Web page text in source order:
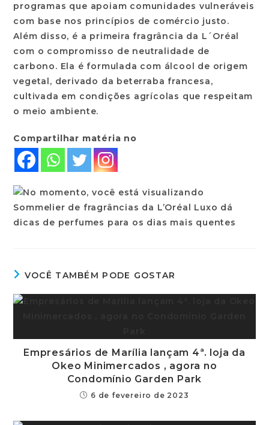
programas que apoiam comunidades vulneráveis
com base nos princípios de comércio justo.
Além disso, é a primeira fragrância da L´Oréal
com o compromisso de neutralidade de
carbono. Ela é formulada com álcool de origem
vegetal, derivado da beterraba francesa,
cultivada em condições agrícolas que respeitam
o meio ambiente.
Compartilhar matéria no
VOCÊ TAMBÉM PODE GOSTAR
Empresários de Marília lançam 4ª. loja da
Okeo Minimercados , agora no
Condomínio Garden Park
6 de fevereiro de 2023